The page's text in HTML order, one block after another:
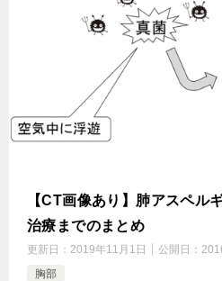
【CT画像あり】肺アスペル
治療までのまとめ
更新日： 2019年11月1日 公開日：
胸部